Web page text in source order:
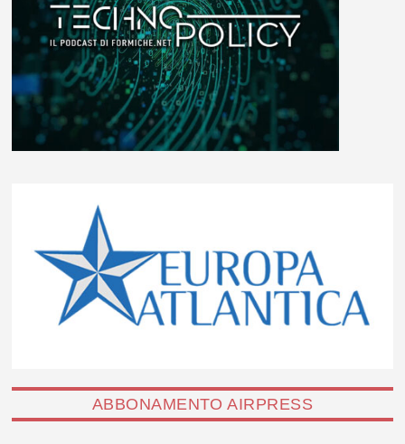
ABBONAMENTO AIRPRESS